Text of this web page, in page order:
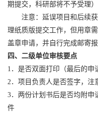
期提交，科研部将不予受理）
注意：延误项目和后续
理纸质版提交工作，但用章
盖章申请，并自行完成邮寄报
四、二级单位审核要点
1 ．是否双面打印（最后的申
2．项目负责人是否签字，注
3．两份计划书后是否均附申
件